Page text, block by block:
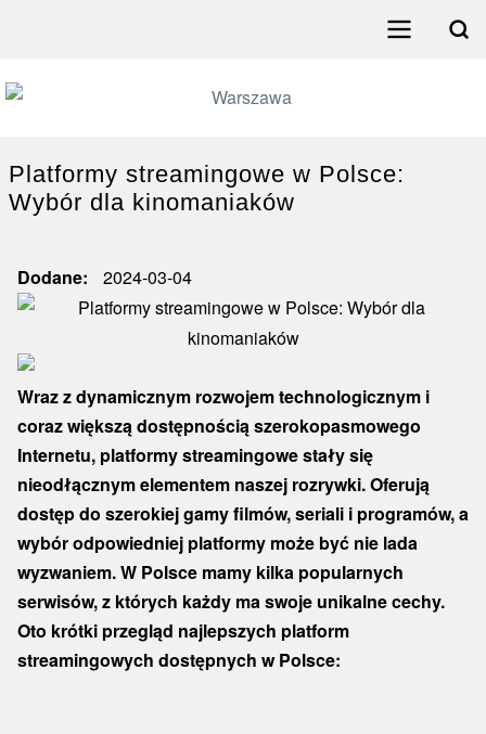
Menu
Platformy streamingowe w Polsce:
Wybór dla kinomaniaków
Dodane 2024-03-04
Wraz z dynamicznym rozwojem technologicznym i
coraz większą dostępnością szerokopasmowego
Internetu, platformy streamingowe stały się
nieodłącznym elementem naszej rozrywki. Oferują
dostęp do szerokiej gamy filmów, seriali i programów, a
wybór odpowiedniej platformy może być nie lada
wyzwaniem. W Polsce mamy kilka popularnych
serwisów, z których każdy ma swoje unikalne cechy.
Oto krótki przegląd najlepszych platform
streamingowych dostępnych w Polsce: